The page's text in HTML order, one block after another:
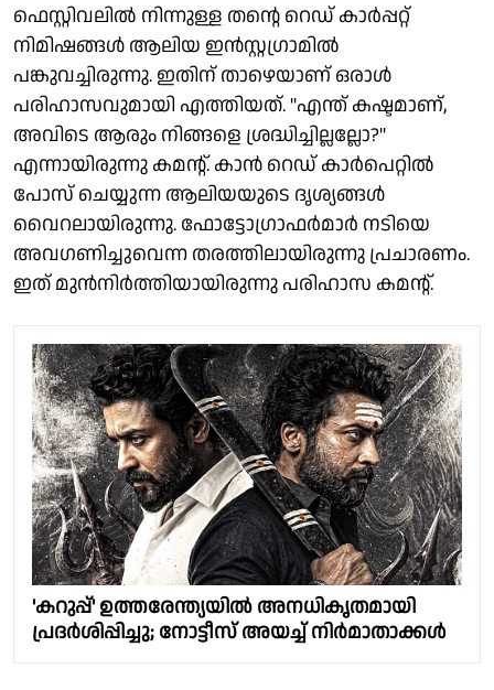
ഫെസ്റ്റിവലിൽ നിന്നുള്ള തന്റെ റെഡ് കാർപ്പറ്റ്
നിമിഷങ്ങൾ ആലിയ ഇൻസ്റ്റഗ്രാമിൽ
പങ്കുവച്ചിരുന്നു. ഇതിന് താഴെയാണ് ഒരാൾ
പരിഹാസവുമായി എത്തിയത്. "എന്ത് കഷ്ടമാണ്,
അവിടെ ആരും നിങ്ങളെ ശ്രദ്ധിച്ചില്ലല്ലോ?"
എന്നായിരുന്നു കമന്റ്. കാൻ റെഡ് കാർപെറ്റിൽ
പോസ് ചെയ്യുന്ന ആലിയയുടെ ദൃശ്യങ്ങൾ
വൈറലായിരുന്നു. ഫോട്ടോഗ്രാഫർമാർ നടിയെ
അവഗണിച്ചുവെന്ന തരത്തിലായിരുന്നു പ്രചാരണം.
ഇത് മുൻനിർത്തിയായിരുന്നു പരിഹാസ കമന്റ്.
'കറുപ്പ്' ഉത്തരേന്ത്യയിൽ അനധികൃതമായി
പ്രദർശിപ്പിച്ചു; നോട്ടീസ് അയച്ച് നിർമാതാക്കൾ